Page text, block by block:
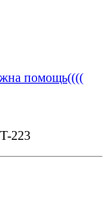
помощь((((
223